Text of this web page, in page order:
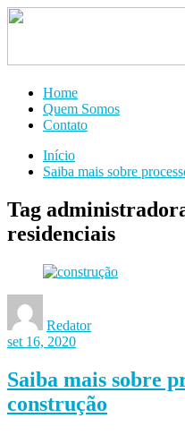
Home
Quem Somos
Contato
Início
Saiba mais sobre
Tag
residenciais
Redator
set 16, 2020
Saiba mais sobre
construção